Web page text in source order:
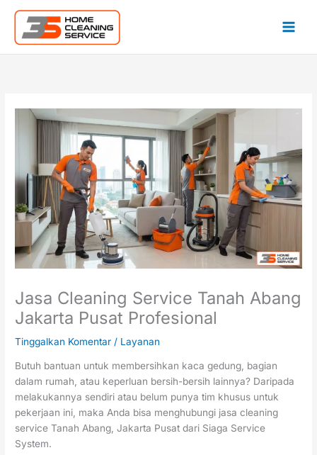
konten
Jasa Cleaning Service Tanah Abang
Jakarta Pusat Profesional
Tinggalkan Komentar / Layanan
Butuh bantuan untuk membersihkan kaca gedung, bagian
dalam rumah, atau keperluan bersih-bersih lainnya? Daripada
melakukannya sendiri atau belum punya tim khusus untuk
pekerjaan ini, maka Anda bisa menghubungi jasa cleaning
service Tanah Abang, Jakarta Pusat dari Siaga Service
System.